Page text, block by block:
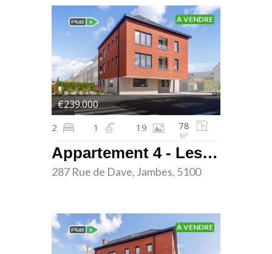
À VENDRE
Appartement 4 - Les terrasses de Dave - Jambes
287 Rue de Dave, Jambes, 5100
2 1 19 78
M²
€239.000
À VENDRE